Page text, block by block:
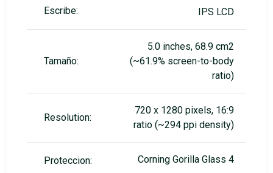
Escribe: IPS LCD
Tamaño:
5.0 inches, 68.9 cm2
(~61.9% screen-to-body
ratio)
Resolution:
720 x 1280 pixels, 16:9
ratio (~294 ppi density)
Proteccion: Corning Gorilla Glass 4